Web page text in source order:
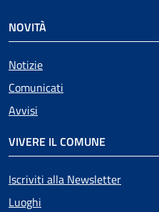
NOVITÀ
Notizie
Comunicati
Avvisi
VIVERE IL COMUNE
Iscriviti alla Newsletter
Luoghi